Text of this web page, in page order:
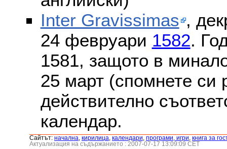
Inter Gravissimas ,
24 февруари 1582.
1581, защото в
25 март (спомнете си
действително
календар.
Сайтът: началнa, кирилица, календари, програми, игри, книга за
Актуализация на съдържанието : 2007-07-17 13:09:09 CET